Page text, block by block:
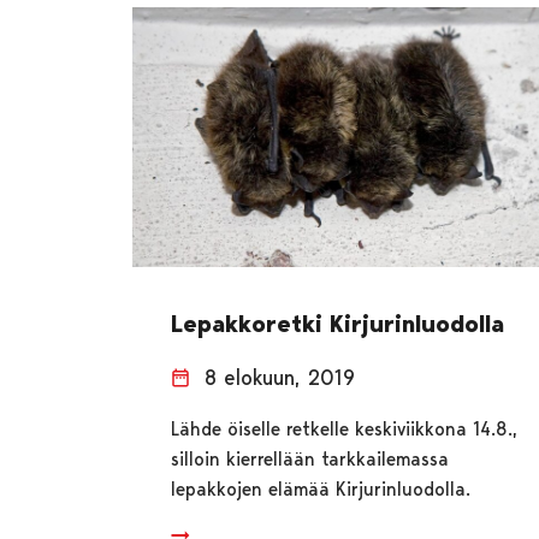
Lepakkoretki Kirjurinluodolla
8 elokuun, 2019
Lähde öiselle retkelle keskiviikkona 14.8.,
silloin kierrellään tarkkailemassa
lepakkojen elämää Kirjurinluodolla.